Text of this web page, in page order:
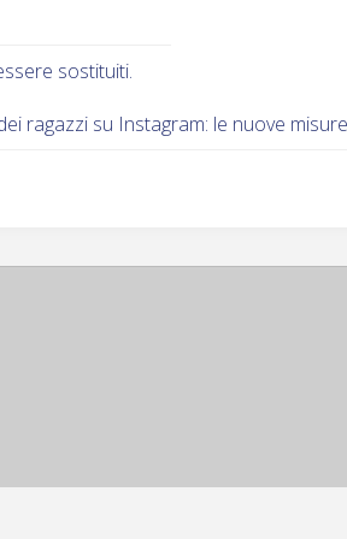
sostituiti.
ragazzi su Instagram: le nuove